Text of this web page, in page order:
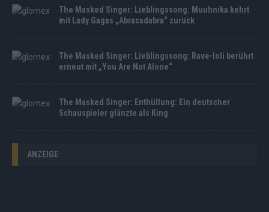
The Masked Singer: Lieblingssong: Muuhnika kehrt
mit Lady Gagas „Abracadabra“ zurück
The Masked Singer: Lieblingssong: Rave-Ioli berührt
erneut mit „You Are Not Alone“
The Masked Singer: Enthüllung: Ein deutscher
Schauspieler glänzte als King
ANZEIGE